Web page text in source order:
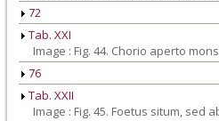
72
Tab. XXI
Image : Fig. 44. Chorio aperto
76
Tab. XXII
Image : Fig. 45. Foetus situm,